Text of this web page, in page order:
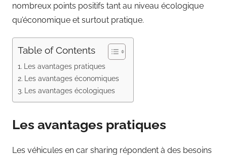
nombreux points positifs tant au niveau écologique
qu’économique et surtout pratique.
Table of Contents
Les avantages pratiques
Les avantages économiques
Les avantages écologiques
Les avantages pratiques
Les véhicules en car sharing répondent à des besoins